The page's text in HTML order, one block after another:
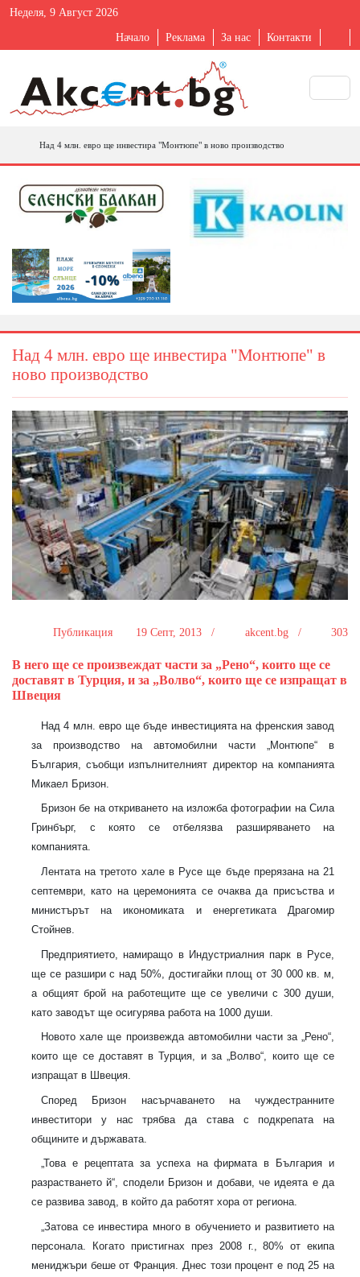
Неделя, 9 Август 2026
Начало Реклама За нас Контакти
Над 4 млн. евро ще инвестира "Монтюпе" в ново производство
Над 4 млн. евро ще инвестира "Монтюпе" в
ново производство
Публикация 19 Септ, 2013 / akcent.bg / 303
В него ще се произвеждат части за „Рено“, които ще се
доставят в Турция, и за „Волво“, които ще се изпращат в
Швеция
Над 4 млн. евро ще бъде инвестицията на френския завод
за производство на автомобилни части „Монтюпе“ в
България, съобщи изпълнителният директор на компанията
Микаел Бризон.
Бризон бе на откриването на изложба фотографии на Сила
Гринбърг, с която се отбелязва разширяването на
компанията.
Лентата на третото хале в Русе ще бъде прерязана на 21
септември, като на церемонията се очаква да присъства и
министърът на икономиката и енергетиката Драгомир
Стойнев.
Предприятието, намиращо в Индустриалния парк в Русе,
ще се разшири с над 50%, достигайки площ от 30 000 кв. м,
а общият брой на работещите ще се увеличи с 300 души,
като заводът ще осигурява работа на 1000 души.
Новото хале ще произвежда автомобилни части за „Рено“,
които ще се доставят в Турция, и за „Волво“, които ще се
изпращат в Швеция.
Според Бризон насърчаването на чуждестранните
инвеститори у нас трябва да става с подкрепата на
общините и държавата.
„Това е рецептата за успеха на фирмата в България и
разрастването й“, сподели Бризон и добави, че идеята е да
се развива завод, в който да работят хора от региона.
„Затова се инвестира много в обучението и развитието на
персонала. Когато пристигнах през 2008 г., 80% от екипа
мениджъри беше от Франция. Днес този процент е под 25 на